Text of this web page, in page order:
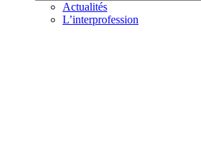
Actualités
L’interprofession